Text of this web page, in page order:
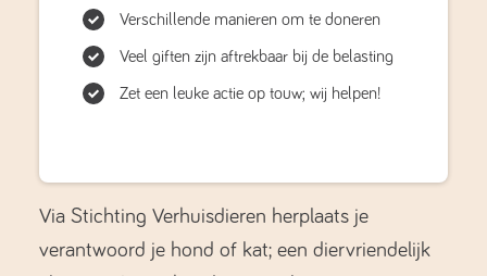
Verschillende manieren om te doneren
Veel giften zijn aftrekbaar bij de belasting
Zet een leuke actie op touw; wij helpen!
Via Stichting Verhuisdieren herplaats je
verantwoord je hond of kat; een diervriendelijk